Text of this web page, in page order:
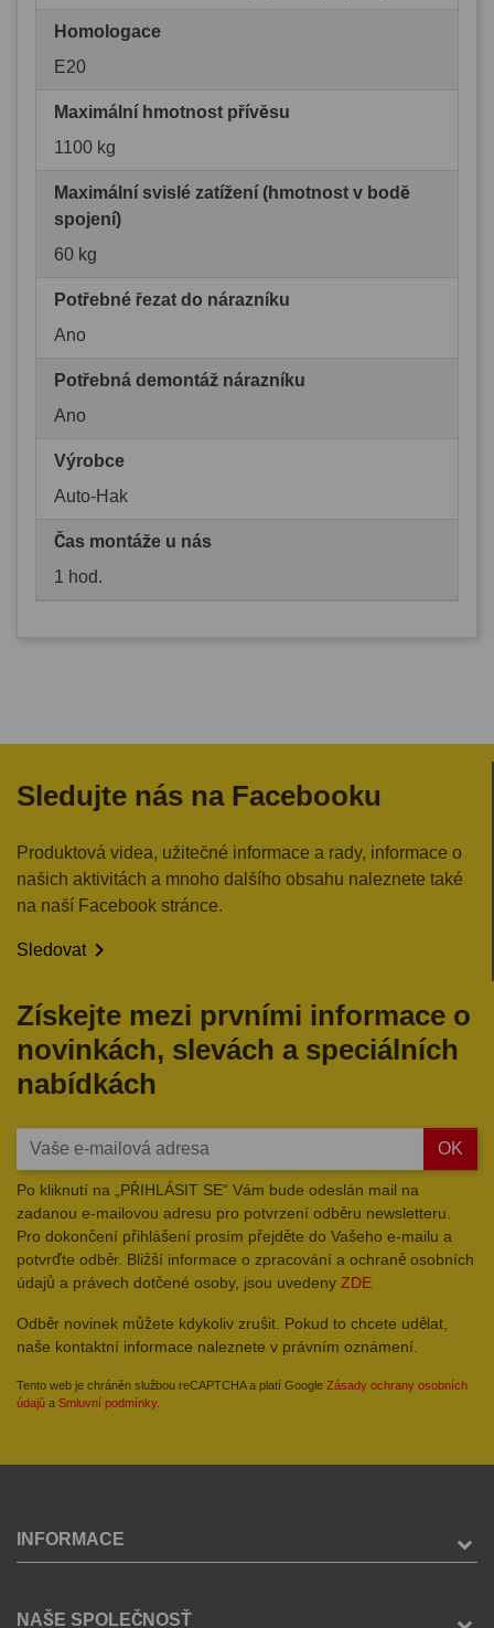
Homologace
E20
Maximální hmotnost přívěsu
1100 kg
Maximální svislé zatížení (hmotnost v bodě
spojení)
60 kg
Potřebné řezat do nárazníku
Ano
Potřebná demontáž nárazníku
Ano
Výrobce
Auto-Hak
Čas montáže u nás
1 hod.
Sledujte nás na Facebooku
Produktová videa, užitečné informace a rady, informace o
našich aktivitách a mnoho dalšího obsahu naleznete také
na naší Facebook stránce.
Sledovat
Získejte mezi prvními informace o
novinkách, slevách a speciálních
nabídkách
OK
Po kliknutí na „PŘIHLÁSIT SE“ Vám bude odeslán mail na
zadanou e-mailovou adresu pro potvrzení odběru newsletteru.
Pro dokončení přihlášení prosím přejděte do Vašeho e-mailu a
potvrďte odběr. Bližší informace o zpracování a ochraně osobních
údajů a právech dotčené osoby, jsou uvedeny ZDE
Odběr novinek můžete kdykoliv zrušit. Pokud to chcete udělat,
naše kontaktní informace naleznete v právním oznámení.
Tento web je chráněn službou reCAPTCHA a platí Google Zásady ochrany osobních
údajů a Smluvní podmínky.
INFORMACE
NAŠE SPOLEČNOSŤ